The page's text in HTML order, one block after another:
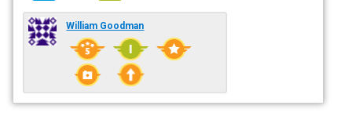
William Goodman